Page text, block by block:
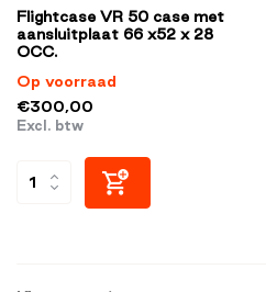
Flightcase VR 50 case met
aansluitplaat 66 x52 x 28
OCC.
Op voorraad
€300,00
Excl. btw